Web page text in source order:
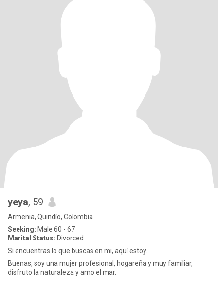
yeya, 59
Armenia, Quindío, Colombia
Seeking: Male 60 - 67
Marital Status: Divorced
Si encuentras lo que buscas en mi, aquí estoy.
Buenas, soy una mujer profesional, hogareña y muy familiar,
disfruto la naturaleza y amo el mar.